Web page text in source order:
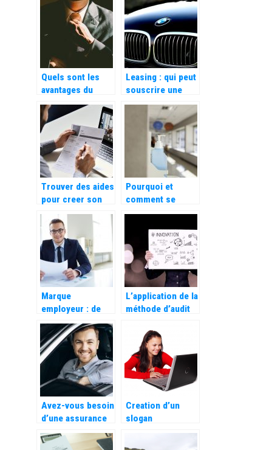
ligne les plus
demandés dans
les agences
entreprise pour le
calcul
automatique des
heures de travail
Quels sont les
avantages du
portage salarial
pour l’entreprise
cliente ?
Leasing : qui peut
souscrire une
location longue
duree ?
Trouver des aides
pour creer son
entreprise
Pourquoi et
comment se
doter de gel
dans votre
entreprise ?
Marque
employeur : de
quoi s’agit-il,
pourquoi et
comment la
developper ?
L’application de la
méthode d’audit
dans une société
Avez-vous besoin
d’une assurance
auto tous risques
?
Creation d’un
slogan